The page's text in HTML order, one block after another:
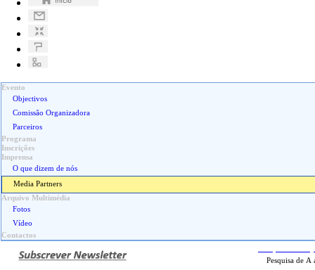
Evento
Objectivos
Comissão Organizadora
Parceiros
Programa
Inscrições
Imprensa
O que dizem de nós
Media Partners
Arquivo Multimédia
Fotos
Vídeo
Contactos